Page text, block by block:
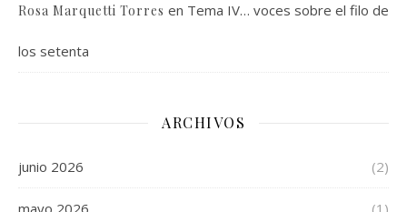
Rosa Marquetti Torres en Tema IV… voces sobre el filo de
los setenta
ARCHIVOS
junio 2026 (2)
mayo 2026 (1)